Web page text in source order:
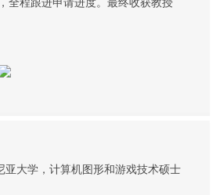
亚大学，计算机图形和游戏技术硕士